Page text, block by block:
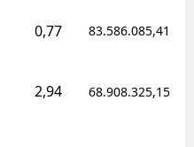
0,77 83.586.085,41
2,94 68.908.325,15